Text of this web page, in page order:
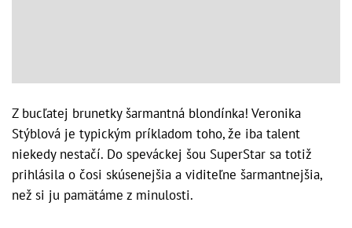
Z bucľatej brunetky šarmantná blondínka! Veronika
Stýblová je typickým príkladom toho, že iba talent
niekedy nestačí. Do speváckej šou SuperStar sa totiž
prihlásila o čosi skúsenejšia a viditeľne šarmantnejšia,
než si ju pamätáme z minulosti.